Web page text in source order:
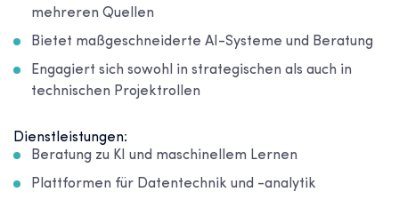
mehreren Quellen
Bietet maßgeschneiderte AI-Systeme und Beratung
Engagiert sich sowohl in strategischen als auch in
technischen Projektrollen
Dienstleistungen:
Beratung zu KI und maschinellem Lernen
Plattformen für Datentechnik und -analytik